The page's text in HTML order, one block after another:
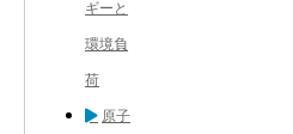
ギーと
環境負
荷
原子